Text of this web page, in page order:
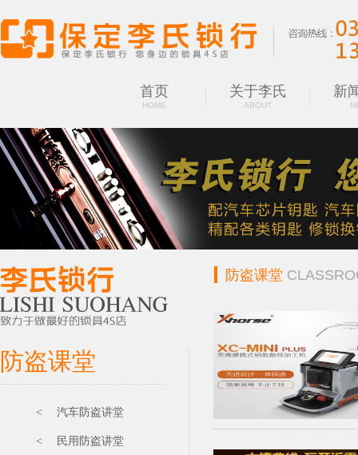
首页
HOME
关于李氏
ABOUT
新
防盗课堂
< 汽车防盗讲堂
< 民用防盗讲堂
防盗课堂